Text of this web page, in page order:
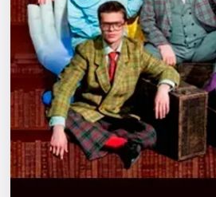
Площадки
Артисты
Рейтинги